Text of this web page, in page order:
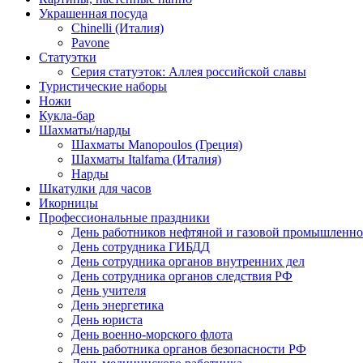
Украшенная посуда
Chinelli (Италия)
Pavone
Статуэтки
Серия статуэток: Аллея российской славы
Туристические наборы
Ножи
Кукла-бар
Шахматы/нарды
Шахматы Manopoulos (Греция)
Шахматы Italfama (Италия)
Нарды
Шкатулки для часов
Икорницы
Профессиональные праздники
День работников нефтяной и газовой
День сотрудника ГИБДД
День сотрудника органов внутренних дел
День сотрудника органов следствия РФ
День учителя
День энергетика
День юриста
День военно-морского флота
День работника органов безопасности РФ